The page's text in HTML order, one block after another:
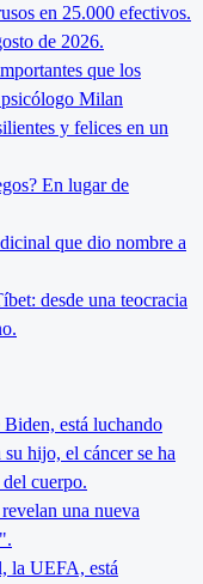
en 25.000 efectivos.
de 2026.
que los
Milan
y felices en un
En lugar de
que dio nombre a
desde una teocracia
Biden, está luchando
hijo, el cáncer se ha
cuerpo.
una nueva
la UEFA, está